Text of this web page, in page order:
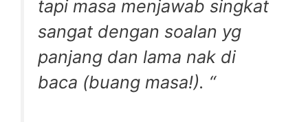
tapi masa menjawab singkat
sangat dengan soalan yg
panjang dan lama nak di
baca (buang masa!). “